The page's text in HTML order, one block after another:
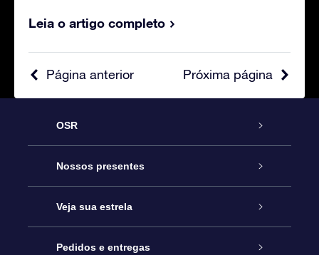
Leia o artigo completo
Próxima página
Página anterior
OSR
Serviço
Entre em contato conosco
Blog
Nossos presentes
Presente estrelar on-line
Pacote de presente da OSR
Veja sua estrela
Star Register
Pedidos e entregas